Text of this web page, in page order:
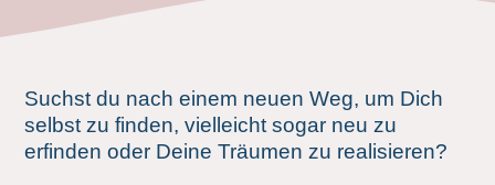
Suchst du nach einem neuen Weg, um Dich
selbst zu finden, vielleicht sogar neu zu
erfinden oder Deine Träumen zu realisieren?